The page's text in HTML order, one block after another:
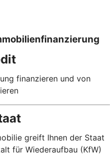
finanzieren und von
greift Ihnen der Staat
für Wiederaufbau (KfW)